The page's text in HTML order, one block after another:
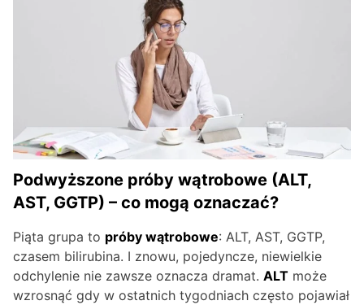
Podwyższone próby wątrobowe (ALT,
AST, GGTP) – co mogą oznaczać?
Piąta grupa to próby wątrobowe: ALT, AST, GGTP,
czasem bilirubina. I znowu, pojedyncze, niewielkie
odchylenie nie zawsze oznacza dramat. ALT może
wzrosnąć gdy w ostatnich tygodniach często pojawiał